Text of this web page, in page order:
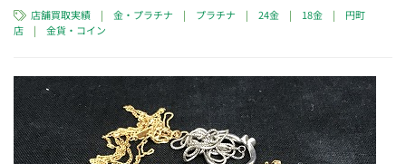
店舗買取実績 |金・プラチナ | プラチナ |24金 | 18金 | 円町
店 | 金貨・コイン